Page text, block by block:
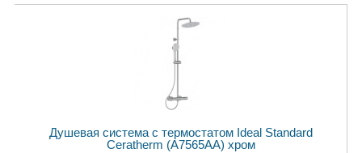
Душевая система с термостатом Ideal Standard
Ceratherm (A7565AA) хром